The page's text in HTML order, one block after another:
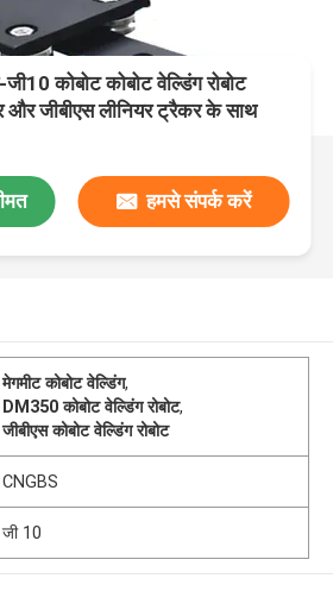
कोबोट कोबोट वेल्डिंग रोबोट
और जीबीएस लीनियर ट्रैकर के साथ
हमसे संपर्क करें
मेगमीट कोबोट वेल्डिंग,
DM350 कोबोट वेल्डिंग रोबोट,
जीबीएस कोबोट वेल्डिंग रोबोट
CNGBS
जी 10